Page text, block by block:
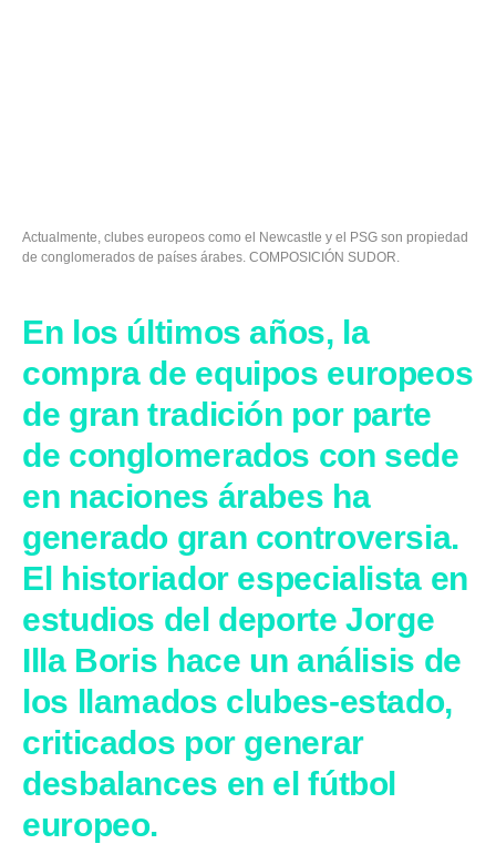
Actualmente, clubes europeos como el Newcastle y el PSG son propiedad
de conglomerados de países árabes. COMPOSICIÓN SUDOR.
En los últimos años, la
compra de equipos europeos
de gran tradición por parte
de conglomerados con sede
en naciones árabes ha
generado gran controversia.
El historiador especialista en
estudios del deporte Jorge
Illa Boris hace un análisis de
los llamados clubes-estado,
criticados por generar
desbalances en el fútbol
europeo.